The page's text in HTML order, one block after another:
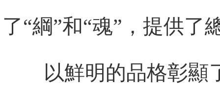
了“綱”和“魂”，提供了
以鮮明的品格彰顯